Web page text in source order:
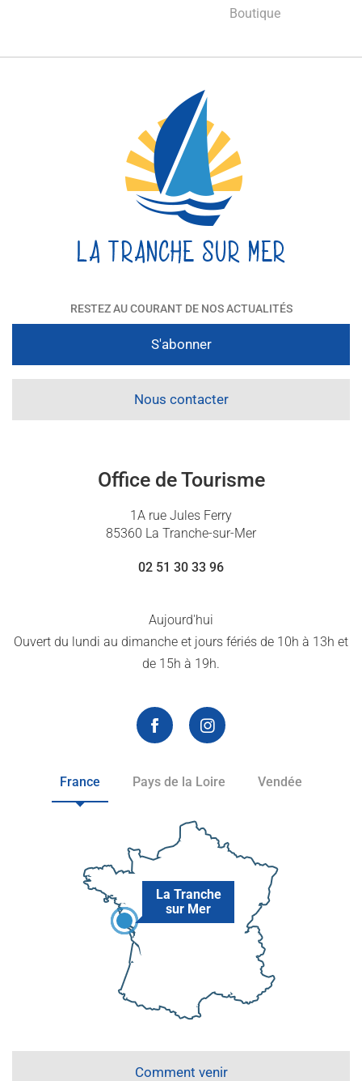
Boutique
RESTEZ AU COURANT DE NOS ACTUALITÉS
S'abonner
Nous contacter
Office de Tourisme
1A rue Jules Ferry
85360 La Tranche-sur-Mer
02 51 30 33 96
Aujourd'hui
Ouvert du lundi au dimanche et jours fériés de 10h à 13h et
de 15h à 19h.
France Pays de la Loire Vendée
La Tranche
sur Mer
Comment venir